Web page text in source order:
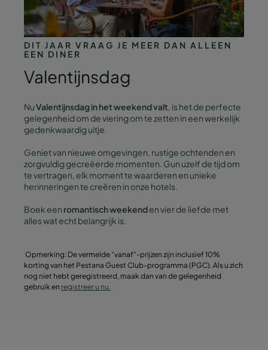
DIT JAAR VRAAG JE MEER DAN ALLEEN
EEN DINER
Valentijnsdag
NuValentijnsdag in het weekend valt, is het de perfecte
gelegenheid om de viering om te zetten in een werkelijk
gedenkwaardig uitje.
Geniet van nieuwe omgevingen, rustige ochtenden en
zorgvuldig gecreëerde momenten. Gun uzelf de tijd om
te vertragen, elk moment te waarderen en unieke
herinneringen te creëren in onze hotels.
Boek een romantisch weekenden vier de liefde met
alles wat echt belangrijk is.
Opmerking: De vermelde “vanaf”-prijzen zijn inclusief 10%
korting van het Pestana Guest Club-programma (PGC). Als u zich
nog niet hebt geregistreerd, maak dan van de gelegenheid
gebruik en registreer u nu.